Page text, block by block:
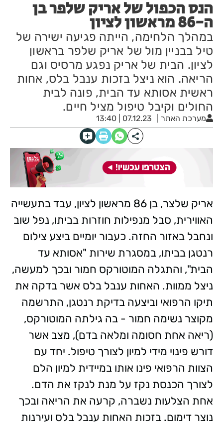
הנס הכפול של אריק שלפר בן
ה-86 מראשון לציון
במהלך הלחימה, הייתה פגיעה ישירה של
טיל בבניין מול של אריק שלפר בראשון
לציון. הבית של אריק נפגע מרסיס וגם
הריאה. הוא ניצל בזכות ענבל בלס, אחות
ראשית אסותא עד הבית, פונה לבית
החולים וקיבל טיפול מציל חיים.
מערכת האתר 07.12.23 | 13:40
אריק שלצר, בן 86 מראשון לציון, עבד בתעשייה
האווירית, סבל מנפילות חוזרות בביתו, נפל שוב
ונחבל באזור החזה. כעבור יומיים ביצע צילום
רנטגן בביתו, במסגרת שירות "אסותא עד
הבית", והתגלה המוטורקס חמור ובכך למעשה,
ניצל ממוות. האחות ענבל בלס אשר בדקה את
תיקו הרפואי וביצעה בדיקת רנטגן, התרשמה
מקוצר נשימה חמור - בה גילתה המוטורקס,
(ריאה אחת חסומה ומלאה בדם), מצב אשר
דורש פינוי מידי למיון לצורך טיפול. יחד עם
הצוות הרפואי פינו אותו במיידית למיון הלם
לצורך הכנסת נקז על מנת לנקז את הדם.
אחת הצלעות נשברה, קרעה את הריאה ובכך
נוצר דימום. בזכות האחות ענבל בלס ועירנות